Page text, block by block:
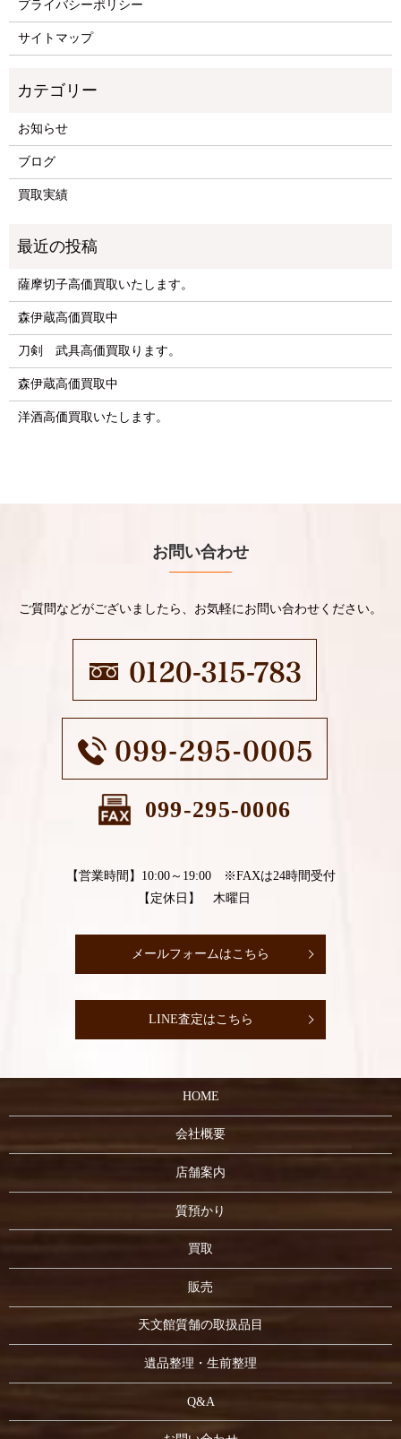
プライバシーポリシー
サイトマップ
お知らせ
ブログ
買取実績
薩摩切子高価買取いたします。
森伊蔵高価買取中
刀剣 武具高価買取ります。
森伊蔵高価買取中
洋酒高価買取いたします。
お問い合わせ
ご質問などがございましたら、お気軽にお問い合わせください。
099-295-0006
【営業時間】10:00～19:00 ※FAXは24時間受付
【定休日】 木曜日
メールフォームはこちら
LINE査定はこちら
HOME
会社概要
店舗案内
質預かり
買取
販売
天文館質舗の取扱品目
遺品整理・生前整理
Q&A